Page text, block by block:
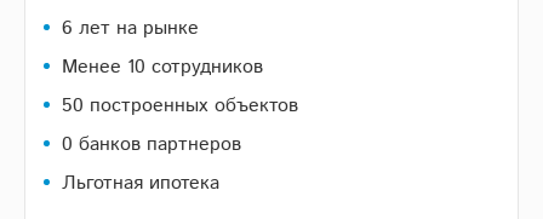
6 лет на рынке
Менее 10 сотрудников
50 построенных объектов
0 банков партнеров
Льготная ипотека